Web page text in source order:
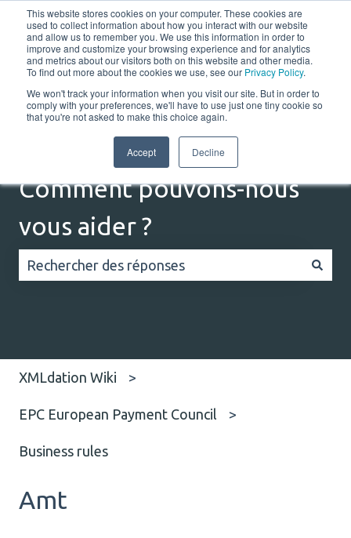
This website stores cookies on your computer. These cookies are
used to collect information about how you interact with our website
and allow us to remember you. We use this information in order to
improve and customize your browsing experience and for analytics
and metrics about our visitors both on this website and other media.
To find out more about the cookies we use, see our Privacy Policy.
We won't track your information when you visit our site. But in order to
comply with your preferences, we'll have to use just one tiny cookie so
that you're not asked to make this choice again.
Accept Decline
Français Afficher le sous-menu pour les traductions
Portail client
Home Solutions Resources Company
Comment pouvons-nous
vous aider ?
XMLdation Wiki
EPC European Payment Council
Business rules
Amt